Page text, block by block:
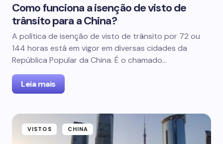
Como funciona a isenção de visto de
trânsito para a China?
A política de isenção de visto de trânsito por 72 ou
144 horas está em vigor em diversas cidades da
República Popular da China. É o chamado…
Leia mais
VISTOS CHINA